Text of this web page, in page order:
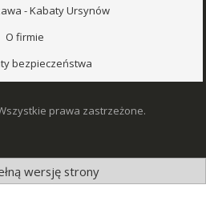
- Kabaty Ursynów
O firmie
bezpieczeństwa
prawa zastrzeżone.
wersję strony